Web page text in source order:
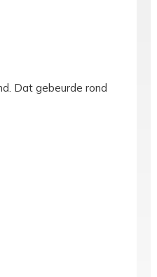
Dat gebeurde rond